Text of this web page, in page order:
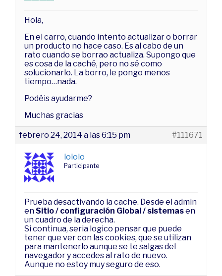
Hola,
En el carro, cuando intento actualizar o borrar
un producto no hace caso. Es al cabo de un
rato cuando se borrao actualiza. Supongo que
es cosa de la caché, pero no sé como
solucionarlo. La borro, le pongo menos
tiempo…nada.
Podéis ayudarme?
Muchas gracias
febrero 24, 2014 a las 6:15 pm #111671
lololo
Participante
Prueba desactivando la cache. Desde el admin
enSitio / configuración Global / sistemasen
un cuadro de la derecha.
Si continua, seria logico pensar que puede
tener que ver con las cookies, que se utilizan
para mantenerlo aunque se te salgas del
navegador y accedes al rato de nuevo.
Aunque no estoy muy seguro de eso.